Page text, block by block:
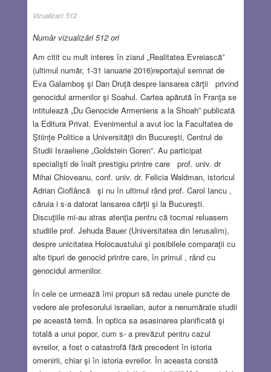
Vizualizari: 512
Număr vizualizări 512 ori
Am citit cu mult interes în ziarul „Realitatea Evreiască”
(ultimul număr, 1-31 ianuarie 2016)reportajul semnat de
Eva Galamboş şi Dan Druţă despre lansarea cărţii privind
genocidul armenilor şi Soahul. Cartea apărută în Franţa se
intitulează „Du Genocide Armeniens a la Shoah” publicată
la Editura Privat. Evenimentul a avut loc la Facultatea de
Ştiinţe Politice a Universităţii din Bucureşti, Centrul de
Studii Israeliene „Goldstein Goren”. Au participat
specialişti de înalt prestigiu printre care prof. univ. dr
Mihai Chioveanu, conf. univ. dr. Felicia Waldman, istoricul
Adrian Cioflâncă şi nu în ultimul rând prof. Carol Iancu ,
căruia i s-a datorat lansarea cărţii şi la Bucureşti.
Discuţiile mi-au atras atenţia pentru că tocmai reluasem
studiile prof. Jehuda Bauer (Universitatea din Ierusalim),
despre unicitatea Holocaustului şi posibilele comparaţii cu
alte tipuri de genocid printre care, în primul , rând cu
genocidul armenilor.
În cele ce urmează îmi propun să redau unele puncte de
vedere ale profesorului israelian, autor a nenumărate studii
pe această temă. În optica sa asasinarea planificată şi
totală a unui popor, cum s- a prevăzut pentru cazul
evreilor, a fost o catastrofă fără precedent în istoria
omenirii, chiar şi în istoria evreilor. În aceasta constă